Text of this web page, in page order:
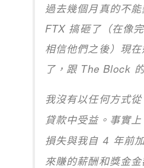
過去幾個月真的不
FTX 搞砸了（在像
相信他們之後）現
了，跟 The Block
我沒有以任何方式從
貸款中受益。 事實
損失與我自 4 年前
來賺的薪酬和獎金金